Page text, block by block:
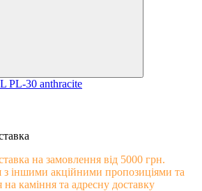
PL-30 anthracite
на замовлення від 5000 грн.
з іншими акційними пропозиціями та
каміння та адресну доставку